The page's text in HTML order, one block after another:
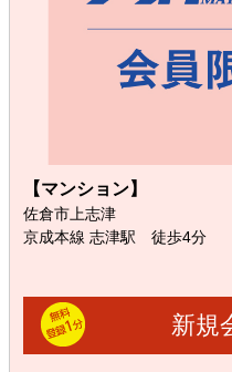
【マンション】
佐倉市上志津
京成本線 志津駅 徒歩4分
新規